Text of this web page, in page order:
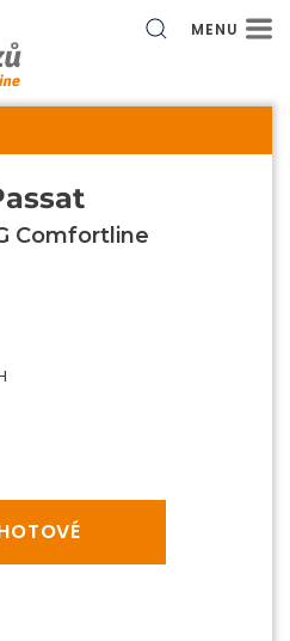
MENU
Comfortline